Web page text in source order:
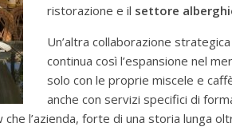
ristorazione e il settore
Un’altra collaborazione
continua così l’espansione nel
solo con le proprie miscele e
anche con servizi specifici di
l’azienda, forte di una storia lunga